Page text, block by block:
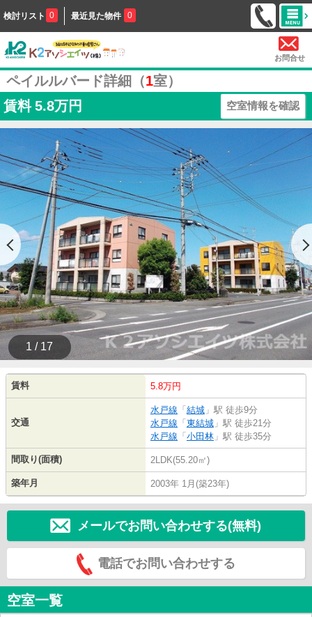
検討リスト 0 最近見た物件 0
お問合せ
ペイルルバード詳細（1室）
賃料 5.8万円 空室情報を確認
1 / 17
賃料 5.8万円
交通
水戸線 「 結城 」駅 徒歩9分
水戸線 「 東結城 」駅 徒歩21分
水戸線 「 小田林 」駅 徒歩35分
間取り(面積) 2LDK(55.20㎡)
築年月 2003年 1月(築23年)
メールでお問い合わせする(無料)
電話でお問い合わせする
空室一覧